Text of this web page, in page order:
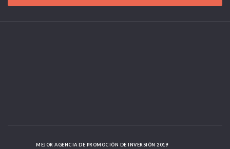
MEJOR AGENCIA DE PROMOCIÓN DE INVERSIÓN 2019